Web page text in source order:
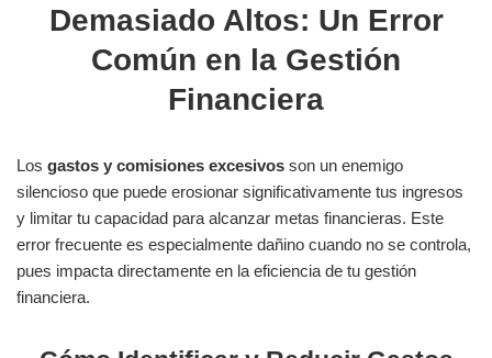
Demasiado Altos: Un Error
Común en la Gestión
Financiera
Los gastos y comisiones excesivos son un enemigo
silencioso que puede erosionar significativamente tus ingresos
y limitar tu capacidad para alcanzar metas financieras. Este
error frecuente es especialmente dañino cuando no se controla,
pues impacta directamente en la eficiencia de tu gestión
financiera.